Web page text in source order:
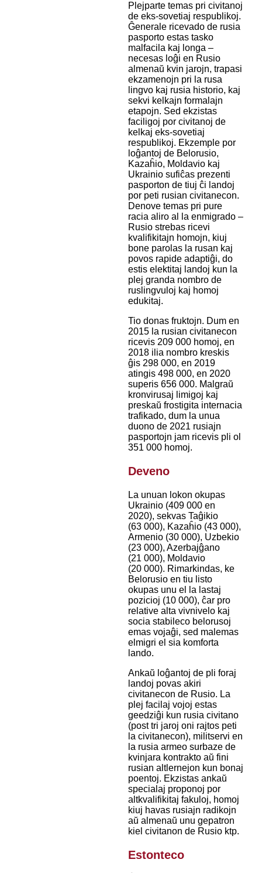
Plejparte temas pri civitanoj
de eks-sovetiaj respublikoj.
Ĝenerale ricevado de rusia
pasporto estas tasko
malfacila kaj longa –
necesas loĝi en Rusio
almenaŭ kvin jarojn, trapasi
ekzamenojn pri la rusa
lingvo kaj rusia historio, kaj
sekvi kelkajn formalajn
etapojn. Sed ekzistas
faciligoj por civitanoj de
kelkaj eks-sovetiaj
respublikoj. Ekzemple por
loĝantoj de Belorusio,
Kazaĥio, Moldavio kaj
Ukrainio sufiĉas prezenti
pasporton de tiuj ĉi landoj
por peti rusian civitanecon.
Denove temas pri pure
racia aliro al la enmigrado –
Rusio strebas ricevi
kvalifikitajn homojn, kiuj
bone parolas la rusan kaj
povos rapide adaptiĝi, do
estis elektitaj landoj kun la
plej granda nombro de
ruslingvuloj kaj homoj
edukitaj.
Tio donas fruktojn. Dum en
2015 la rusian civitanecon
ricevis 209 000 homoj, en
2018 ilia nombro kreskis
ĝis 298 000, en 2019
atingis 498 000, en 2020
superis 656 000. Malgraŭ
kronvirusaj limigoj kaj
preskaŭ frostigita internacia
trafikado, dum la unua
duono de 2021 rusiajn
pasportojn jam ricevis pli ol
351 000 homoj.
Deveno
La unuan lokon okupas
Ukrainio (409 000 en
2020), sekvas Taĝikio
(63 000), Kazaĥio (43 000),
Armenio (30 000), Uzbekio
(23 000), Azerbajĝano
(21 000), Moldavio
(20 000). Rimarkindas, ke
Belorusio en tiu listo
okupas unu el la lastaj
pozicioj (10 000), ĉar pro
relative alta vivnivelo kaj
socia stabileco belorusoj
emas vojaĝi, sed malemas
elmigri el sia komforta
lando.
Ankaŭ loĝantoj de pli foraj
landoj povas akiri
civitanecon de Rusio. La
plej facilaj vojoj estas
geedziĝi kun rusia civitano
(post tri jaroj oni rajtos peti
la civitanecon), militservi en
la rusia armeo surbaze de
kvinjara kontrakto aŭ fini
rusian altlernejon kun bonaj
poentoj. Ekzistas ankaŭ
specialaj proponoj por
altkvalifikitaj fakuloj, homoj
kiuj havas rusiajn radikojn
aŭ almenaŭ unu gepatron
kiel civitanon de Rusio ktp.
Estonteco